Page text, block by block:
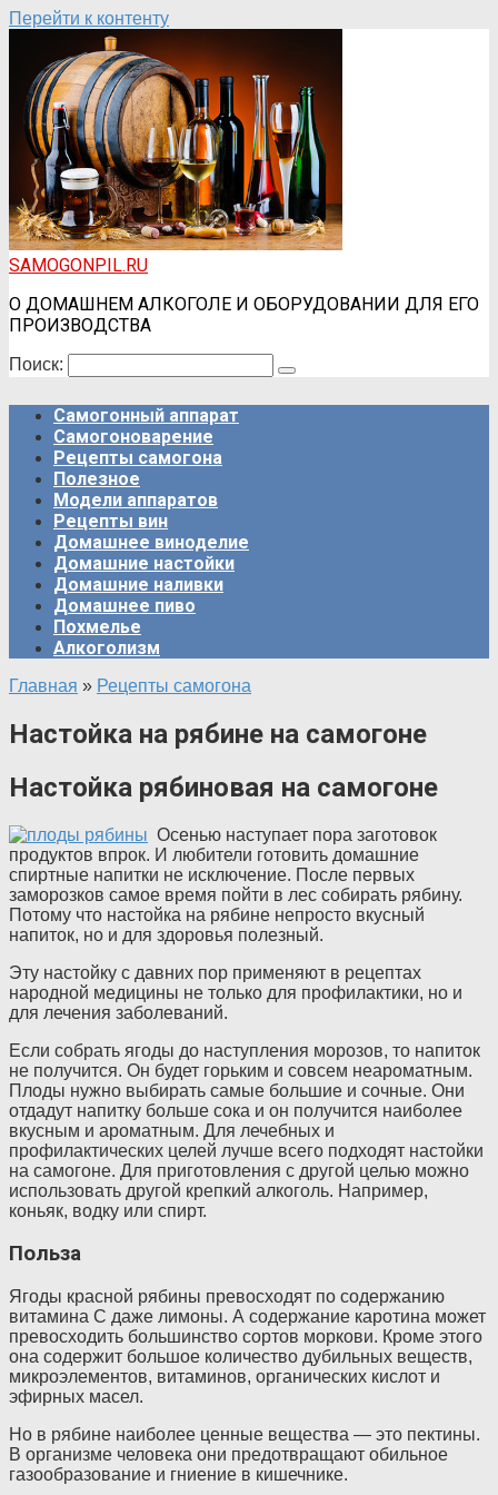
Перейти к контенту
SAMOGONPIL.RU
О ДОМАШНЕМ АЛКОГОЛЕ И ОБОРУДОВАНИИ ДЛЯ ЕГО
ПРОИЗВОДСТВА
Поиск:
Самогонный аппарат
Самогоноварение
Рецепты самогона
Полезное
Модели аппаратов
Рецепты вин
Домашнее виноделие
Домашние настойки
Домашние наливки
Домашнее пиво
Похмелье
Алкоголизм
Главная » Рецепты самогона
Настойка на рябине на самогоне
Настойка рябиновая на самогоне
Осенью наступает пора заготовок
продуктов впрок. И любители готовить домашние
спиртные напитки не исключение. После первых
заморозков самое время пойти в лес собирать рябину.
Потому что настойка на рябине непросто вкусный
напиток, но и для здоровья полезный.
Эту настойку с давних пор применяют в рецептах
народной медицины не только для профилактики, но и
для лечения заболеваний.
Если собрать ягоды до наступления морозов, то напиток
не получится. Он будет горьким и совсем неароматным.
Плоды нужно выбирать самые большие и сочные. Они
отдадут напитку больше сока и он получится наиболее
вкусным и ароматным. Для лечебных и
профилактических целей лучше всего подходят настойки
на самогоне. Для приготовления с другой целью можно
использовать другой крепкий алкоголь. Например,
коньяк, водку или спирт.
Польза
Ягоды красной рябины превосходят по содержанию
витамина С даже лимоны. А содержание каротина может
превосходить большинство сортов моркови. Кроме этого
она содержит большое количество дубильных веществ,
микроэлементов, витаминов, органических кислот и
эфирных масел.
Но в рябине наиболее ценные вещества — это пектины.
В организме человека они предотвращают обильное
газообразование и гниение в кишечнике.